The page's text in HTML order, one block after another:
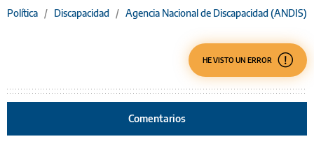
Política / Discapacidad / Agencia Nacional de Discapacidad (ANDIS)
HE VISTO UN ERROR
Comentarios